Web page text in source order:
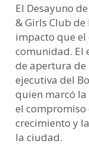
El Desayuno
& Girls Club
impacto que el
comunidad. El
de apertura de
ejecutiva del
quien marcó
el compromiso
crecimiento y
la ciudad.